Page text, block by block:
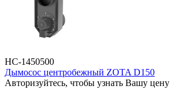
НС-1450500
Дымосос центробежный ZOTA D150
Авторизуйтесь, чтобы узнать Вашу цену